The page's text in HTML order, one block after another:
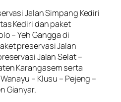
Jalan Simpang Kediri
Kediri dan paket
– Yeh Gangga di
preservasi Jalan
Jalan Selat –
Karangasem serta
– Klusu – Pejeng –
Gianyar.